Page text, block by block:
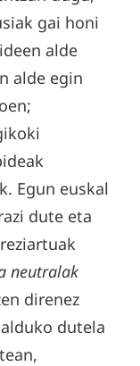
gai honi
alde
alde egin
Egun euskal
dute eta
neutralak
direnez
dutela